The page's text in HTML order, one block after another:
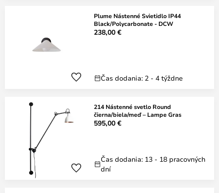
Plume Nástenné Svietidlo IP44
Black/Polycarbonate - DCW
238,00 €
Čas dodania: 2 - 4 týždne
214 Nástenné svetlo Round
čierna/biela/meď – Lampe Gras
595,00 €
Čas dodania: 13 - 18 pracovných
dní